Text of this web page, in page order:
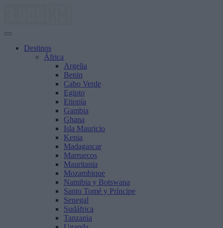
Destinos
África
Argelia
Benin
Cabo Verde
Egipto
Etiopía
Gambia
Ghana
Isla Mauricio
Kenia
Madagascar
Marruecos
Mauritania
Mozambique
Namibia y Botswana
Santo Tomé y Príncipe
Senegal
Sudáfrica
Tanzania